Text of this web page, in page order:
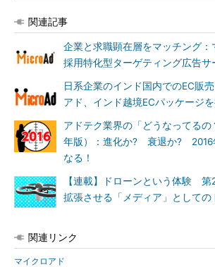
関連記事
企業と求職顕在層をマッチング
採用特化型ターゲティング広告サ
日系企業のインド国内でのEC販
アド、インド越境ECパッケージ
アドテク業界の「どうなってる
年版）：進化か? 衰退か? 2016
なる！
【連載】ドローンという体験 第
拡張させる「メディア」としての
関連リンク
マイクロアド